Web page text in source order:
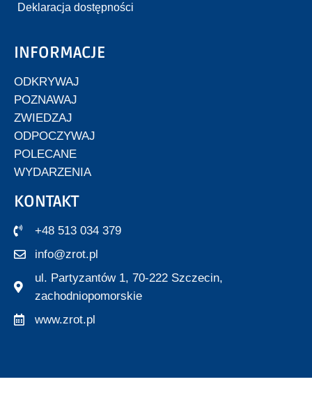
Deklaracja dostępności
INFORMACJE
ODKRYWAJ
POZNAWAJ
ZWIEDZAJ
ODPOCZYWAJ
POLECANE
WYDARZENIA
KONTAKT
+48 513 034 379
info@zrot.pl
ul. Partyzantów 1, 70-222 Szczecin,
zachodniopomorskie
www.zrot.pl